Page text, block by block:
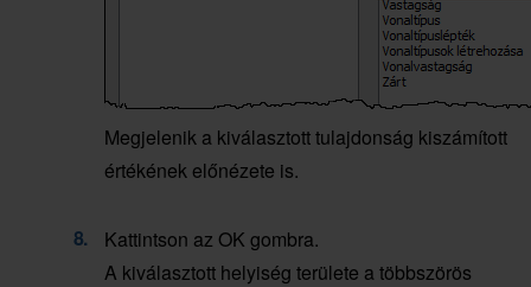
Megjelenik a kiválasztott tulajdonság kiszámított
értékének előnézete is.
Kattintson az OK gombra.
A kiválasztott helyiség területe a többszörös